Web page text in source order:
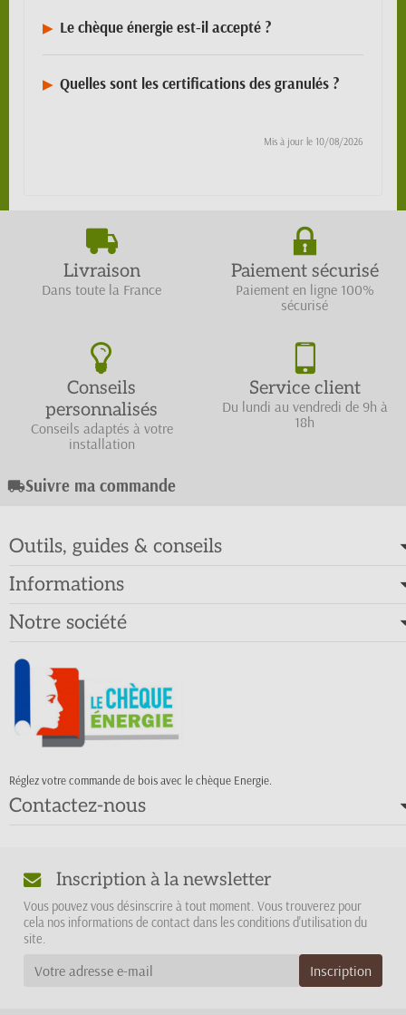
Le chèque énergie est-il accepté ?
Quelles sont les certifications des granulés ?
Mis à jour le 10/08/2026
Livraison
Dans toute la France
Paiement sécurisé
Paiement en ligne 100%
sécurisé
Conseils
personnalisés
Conseils adaptés à votre
installation
Service client
Du lundi au vendredi de 9h à
18h
local_shippingSuivre ma commande
Outils, guides & conseils
Informations
Notre société
Réglez votre commande de bois avec le chèque Energie.
Contactez-nous
Inscription à la newsletter
Vous pouvez vous désinscrire à tout moment. Vous trouverez pour
cela nos informations de contact dans les conditions d'utilisation du
site.